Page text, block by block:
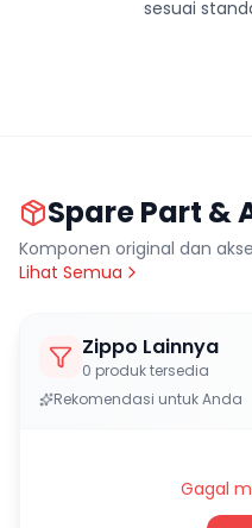
sesuai
Spare Part &
Komponen original dan
Lihat Semua
Zippo Lainnya
0 produk tersedia
Rekomendasi untuk Anda
Gagal